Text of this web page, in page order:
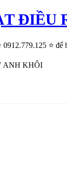
⭐ để
ANH KHÔI